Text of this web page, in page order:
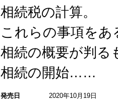
相続税の計算。
これらの事項を
相続の概要が判る
相続の開始……
発売日 2020年10月19日